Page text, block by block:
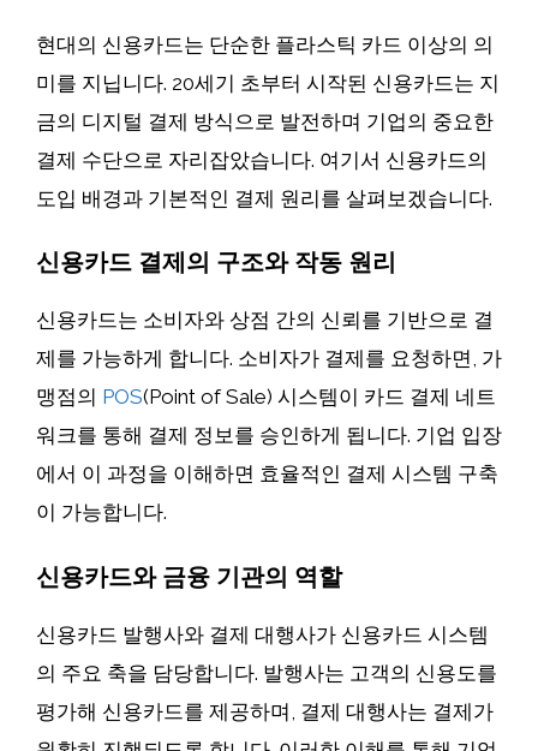
현대의 신용카드는 단순한 플라스틱 카드 이상의 의
미를 지닙니다. 20세기 초부터 시작된 신용카드는 지
금의 디지털 결제 방식으로 발전하며 기업의 중요한
결제 수단으로 자리잡았습니다. 여기서 신용카드의
도입 배경과 기본적인 결제 원리를 살펴보겠습니다.
신용카드 결제의 구조와 작동 원리
신용카드는 소비자와 상점 간의 신뢰를 기반으로 결
제를 가능하게 합니다. 소비자가 결제를 요청하면, 가
맹점의 POS(Point of Sale) 시스템이 카드 결제 네트
워크를 통해 결제 정보를 승인하게 됩니다. 기업 입장
에서 이 과정을 이해하면 효율적인 결제 시스템 구축
이 가능합니다.
신용카드와 금융 기관의 역할
신용카드 발행사와 결제 대행사가 신용카드 시스템
의 주요 축을 담당합니다. 발행사는 고객의 신용도를
평가해 신용카드를 제공하며, 결제 대행사는 결제가